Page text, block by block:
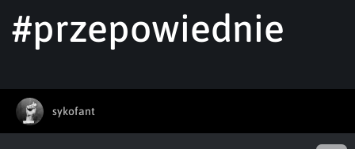
#przepowiednie
sykofant